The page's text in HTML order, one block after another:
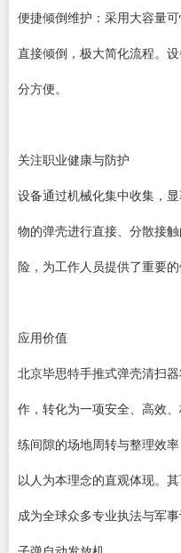
便捷倾倒维护：采用大容量
直接倾倒，极大简化流程。
分方便。
关注职业健康与防护
设备通过机械化集中收集，
物的弹壳进行直接、分散接
险，为工作人员提供了重要的
应用价值
北京毕思特手推式弹壳清扫
作，转化为一项安全、高效
练间隙的场地周转与整理效
以人为本理念的直观体现。
成为全球众多专业执法与军